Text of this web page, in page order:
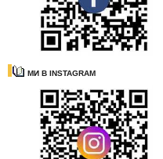
МИ В INSTAGRAM